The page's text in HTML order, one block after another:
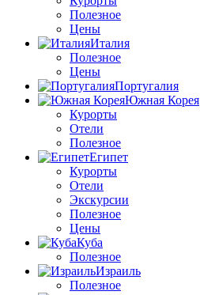
Полезное
Цены
Италия
Полезное
Цены
Португалия
Южная Корея
Курорты
Отели
Полезное
Египет
Курорты
Отели
Экскурсии
Полезное
Цены
Куба
Полезное
Израиль
Полезное